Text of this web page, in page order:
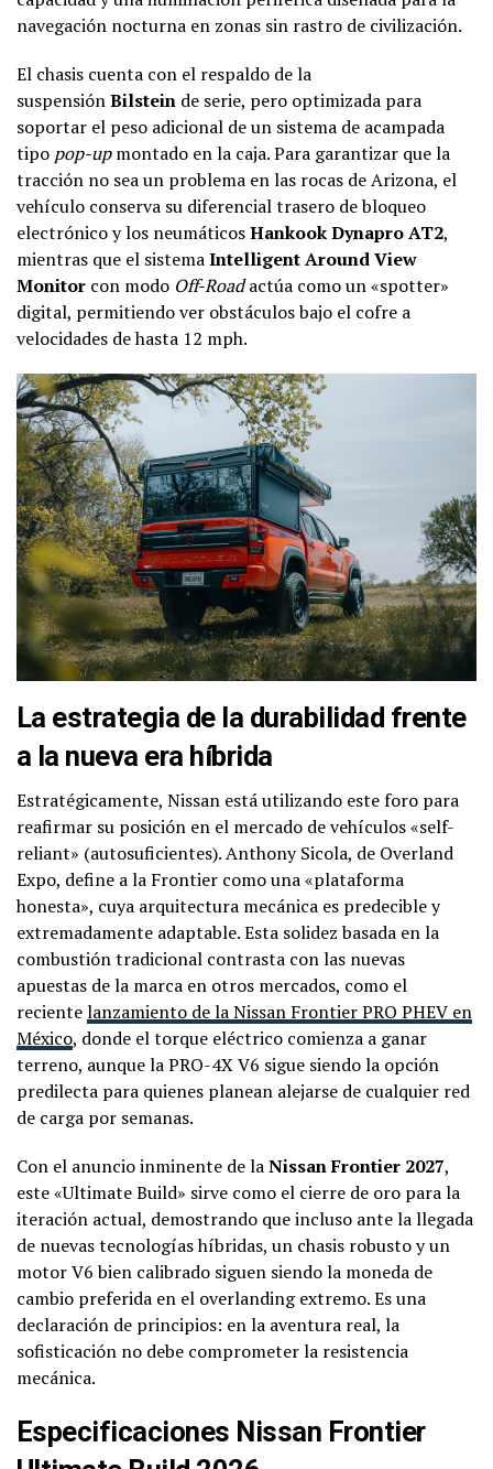
navegación nocturna en zonas sin rastro de civilización.
El chasis cuenta con el respaldo de la
suspensiónBilstein de serie, pero optimizada para
soportar el peso adicional de un sistema de acampada
tipo pop-upmontado en la caja. Para garantizar que la
tracción no sea un problema en las rocas de Arizona, el
vehículo conserva su diferencial trasero de bloqueo
electrónico y los neumáticosHankook Dynapro AT2,
mientras que el sistemaIntelligent Around View
Monitor con modo Off-Roadactúa como un «spotter»
digital, permitiendo ver obstáculos bajo el cofre a
velocidades de hasta 12 mph.
La estrategia de la durabilidad frente
a la nueva era híbrida
Estratégicamente, Nissan está utilizando este foro para
reafirmar su posición en el mercado de vehículos «self-
reliant» (autosuficientes). Anthony Sicola, de Overland
Expo, define a la Frontier como una «plataforma
honesta», cuya arquitectura mecánica es predecible y
extremadamente adaptable. Esta solidez basada en la
combustión tradicional contrasta con las nuevas
apuestas de la marca en otros mercados, como el
recientelanzamiento de la Nissan Frontier PRO PHEV en
México, donde el torque eléctrico comienza a ganar
terreno, aunque la PRO-4X V6 sigue siendo la opción
predilecta para quienes planean alejarse de cualquier red
de carga por semanas.
Con el anuncio inminente de laNissan Frontier 2027,
este «Ultimate Build» sirve como el cierre de oro para la
iteración actual, demostrando que incluso ante la llegada
de nuevas tecnologías híbridas, un chasis robusto y un
motor V6 bien calibrado siguen siendo la moneda de
cambio preferida en el overlanding extremo. Es una
declaración de principios: en la aventura real, la
sofisticación no debe comprometer la resistencia
mecánica.
Especificaciones Nissan Frontier